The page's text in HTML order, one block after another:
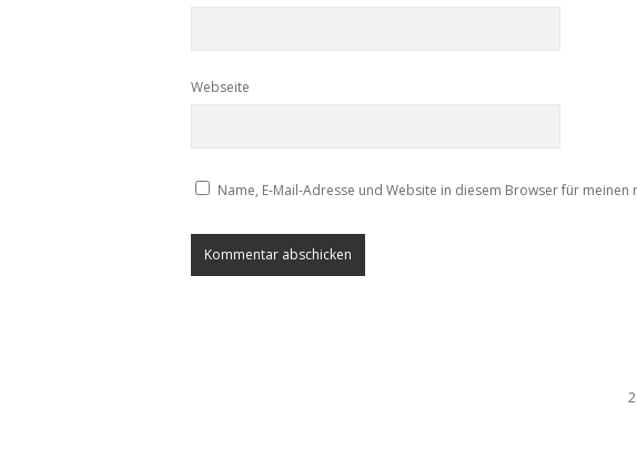
Webseite
Name, E-Mail-Adresse und Website in diesem Browser für